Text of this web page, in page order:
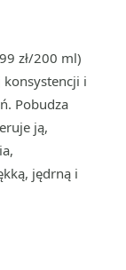
zł/200 ml)
konsystencji i
Pobudza
ją,
jędrną i